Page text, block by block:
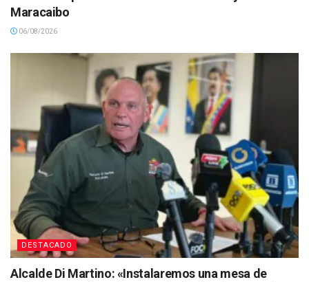
Maracaibo
06/08/2026
DESTACADO
Alcalde Di Martino: «Instalaremos una mesa de